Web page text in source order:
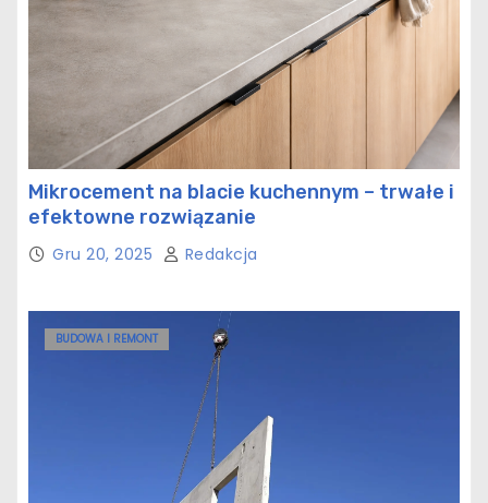
Mikrocement na blacie kuchennym – trwałe i
efektowne rozwiązanie
Gru 20, 2025 Redakcja
BUDOWA I REMONT